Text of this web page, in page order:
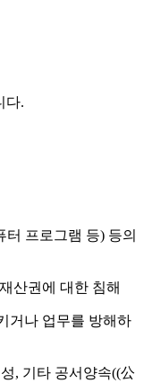
다.
프로그램 등) 등의
산권에 대한 침해
거나 업무를 방해하
, 기타 공서양속((公